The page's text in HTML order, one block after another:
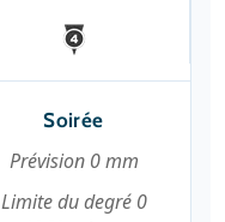
Soirée
Prévision 0 mm
Limite du degré 0